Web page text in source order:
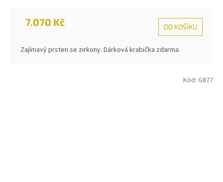
7.070 Kč DO KOŠÍKU
Zajímavý prsten se zirkony. Dárková krabička zdarma.
Kód: G877